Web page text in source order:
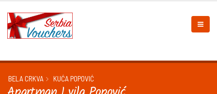
BELA CRKVA KUĆA POPOVIĆ